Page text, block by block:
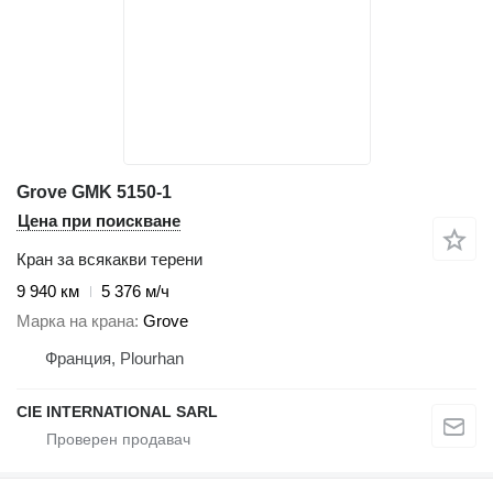
Grove GMK 5150-1
Цена при поискване
Кран за всякакви терени
9 940 км
5 376 м/ч
Марка на крана Grove
Франция, Plourhan
CIE INTERNATIONAL SARL